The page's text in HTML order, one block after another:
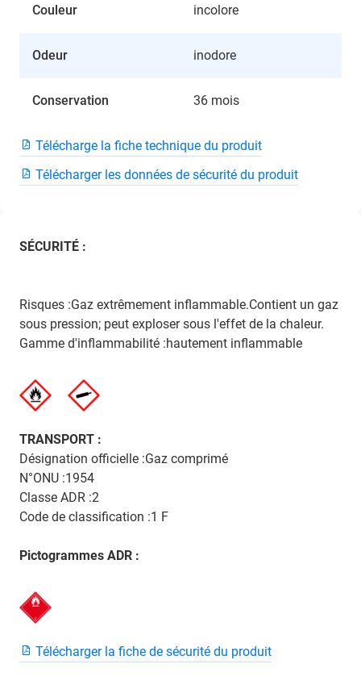
Couleur incolore
Odeur inodore
Conservation 36 mois
Télécharge la fiche technique du produit
Télécharger les données de sécurité du produit
SÉCURITÉ :
Risques :Gaz extrêmement inflammable.Contient un gaz
sous pression; peut exploser sous l'effet de la chaleur.
Gamme d'inflammabilité :hautement inflammable
TRANSPORT :
Désignation officielle :Gaz comprimé
N°ONU :1954
Classe ADR :2
Code de classification :1 F
Pictogrammes ADR :
Télécharger la fiche de sécurité du produit